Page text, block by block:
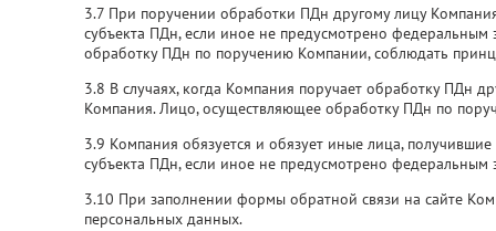
3.7 При поручении обработки ПДн другому лицу
субъекта ПДн, если иное не предусмотрено
обработку ПДн по поручению Компании, соблюдать
3.8 В случаях, когда Компания поручает обработку ПДн
Компания. Лицо, осуществляющее обработку ПДн по
3.9 Компания обязуется и обязует иные лица,
субъекта ПДн, если иное не предусмотрено федеральным
3.10 При заполнении формы обратной связи на сайте
персональных данных.